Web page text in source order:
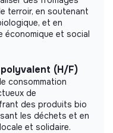
terroir, en soutenant
et en
économique et social
(H/F)
consommation
de
des produits bio
les déchets et en
et solidaire.